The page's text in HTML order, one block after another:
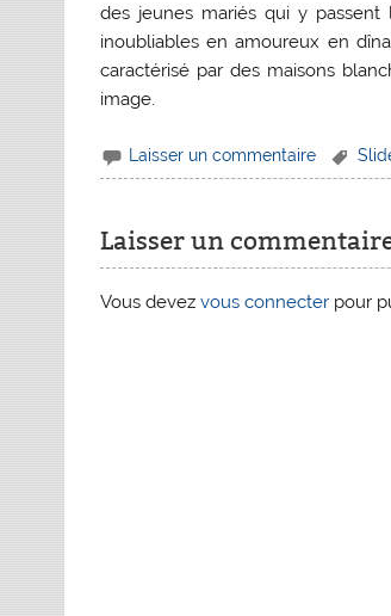
des jeunes mariés qui y
inoubliables en amoureux en
caractérisé par des maisons
image.
Laisser un commentaire
Laisser un
Vous devezvous connecter pour